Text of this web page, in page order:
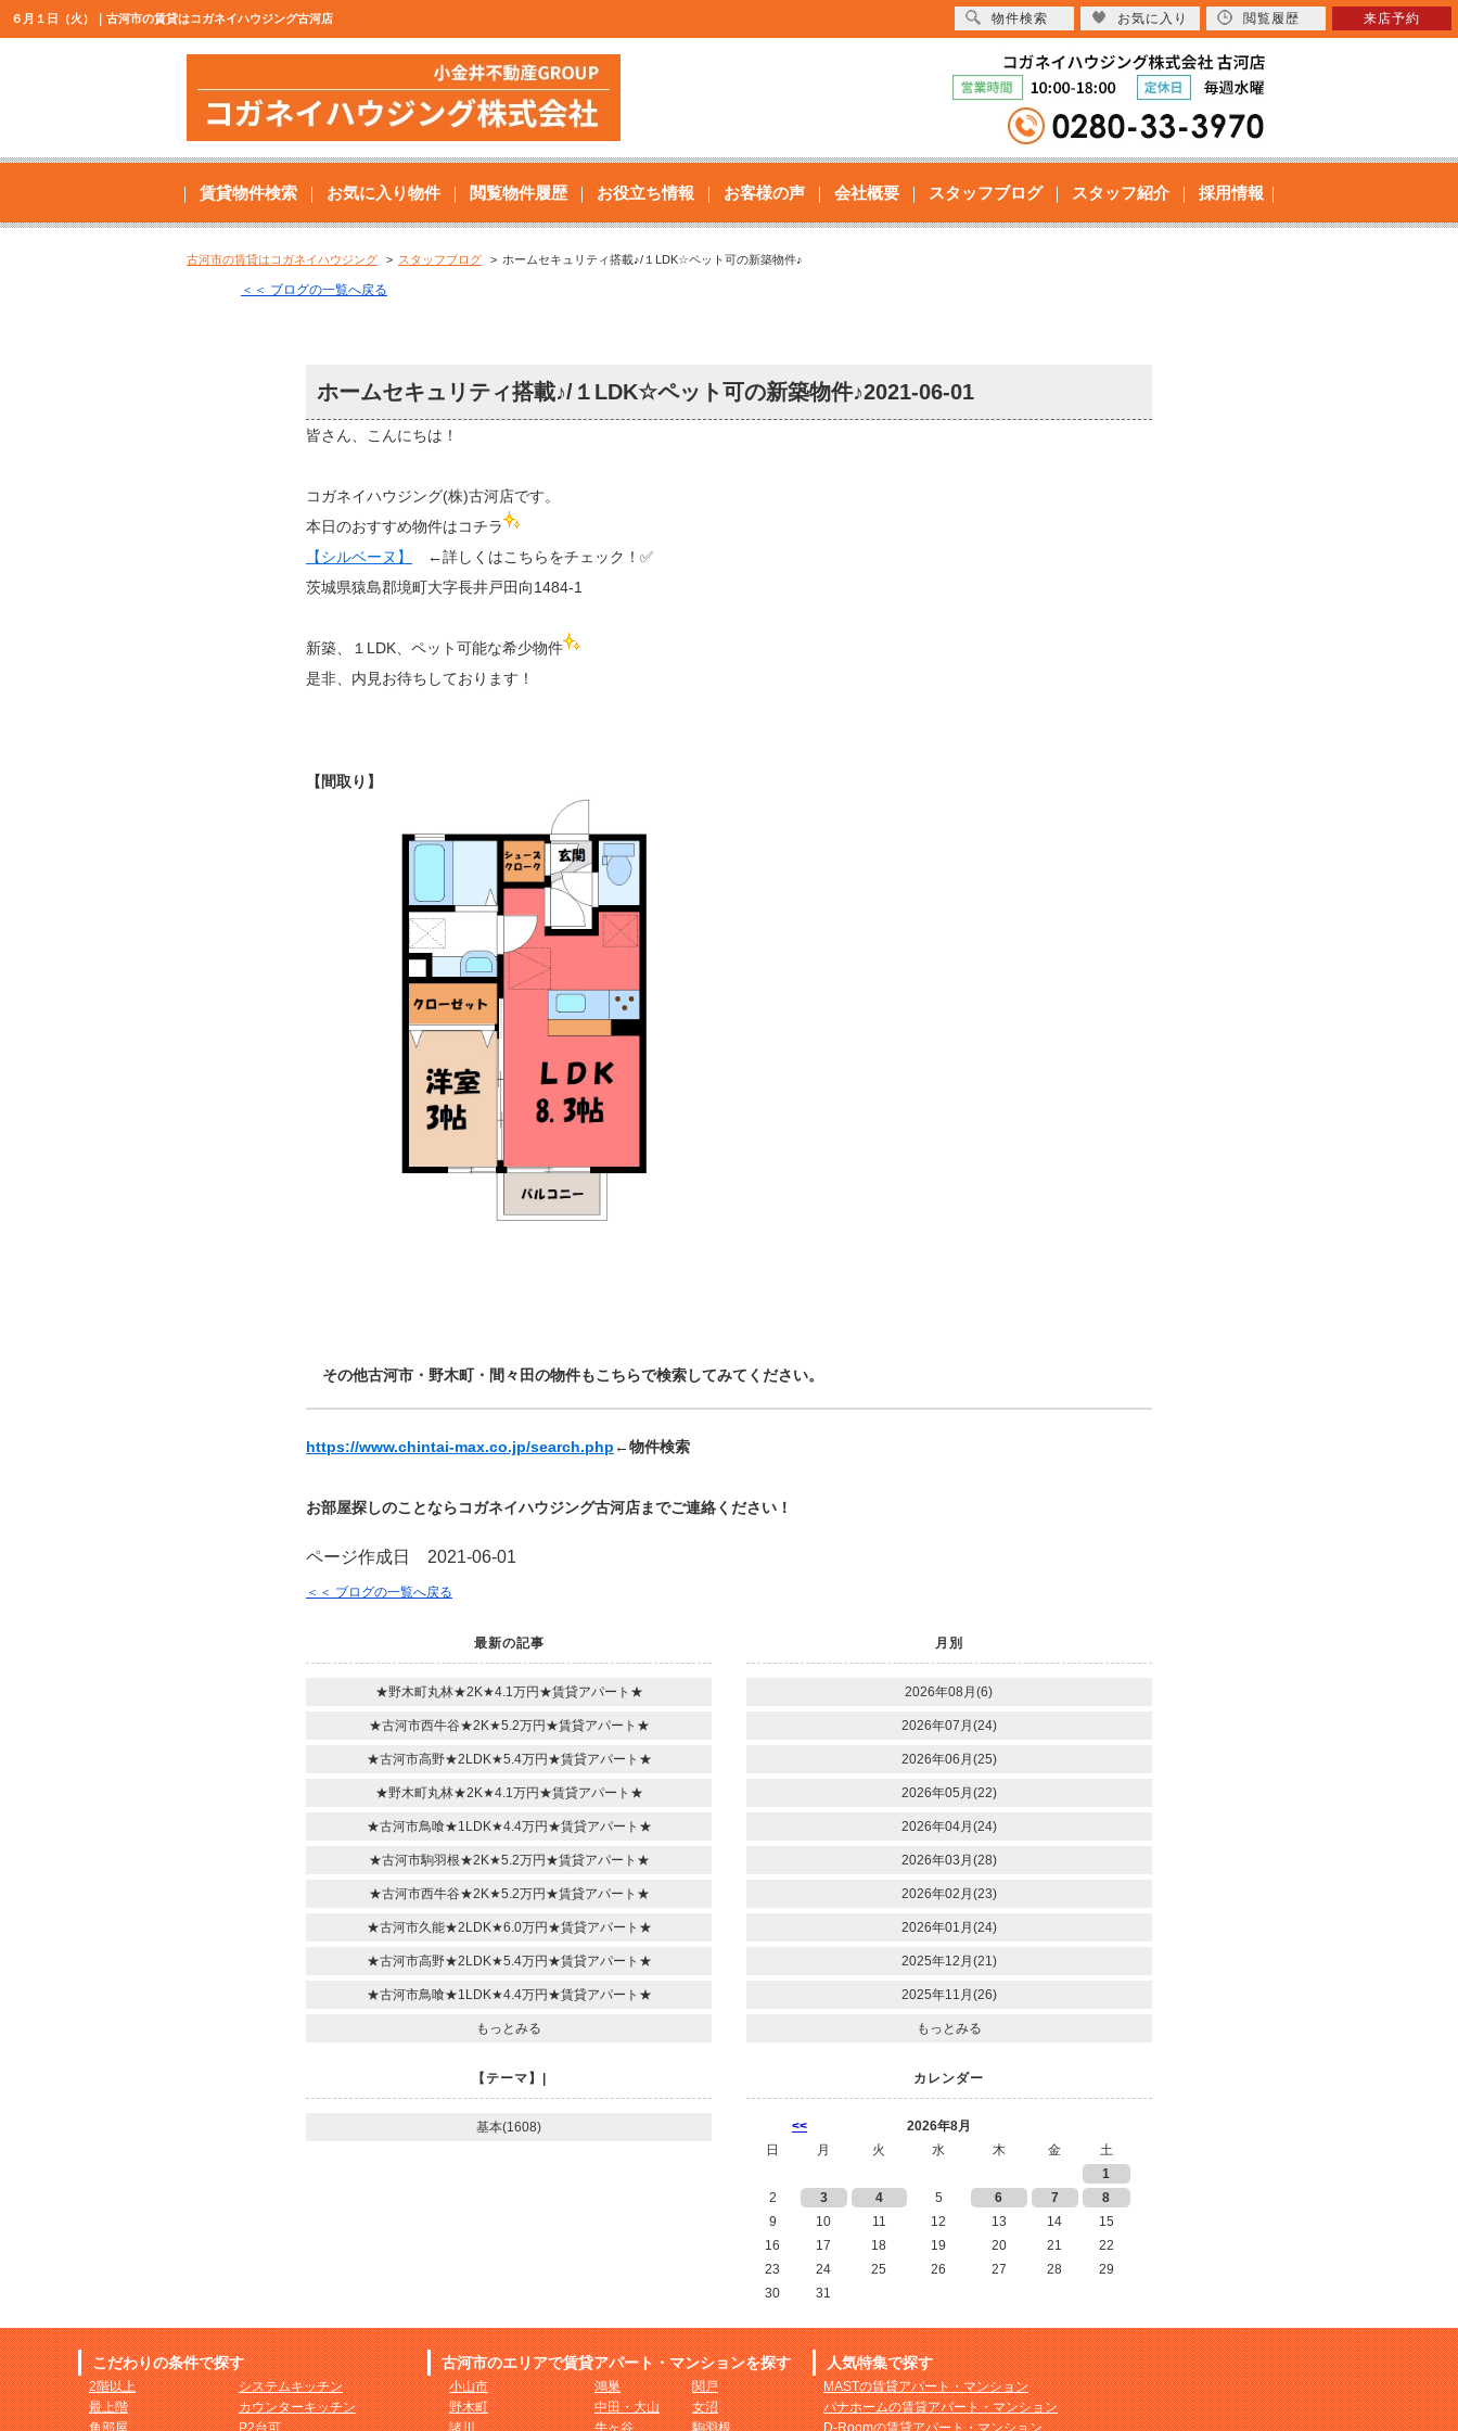
６月１日（火）｜古河市の賃貸はコガネイハウジング古河店
賃貸物件検索 お気に入り物件 閲覧物件履歴 お役立ち情報 お客様の声 会社概要 スタッフブログ スタッフ紹介 採用情報
古河市の賃貸はコガネイハウジング スタッフブログ ホームセキュリティ搭載♪/１LDK☆ペット可の新築物件♪
＜＜ ブログの一覧へ戻る
ホームセキュリティ搭載♪/１LDK☆ペット可の新築物件♪2021-06-01
皆さん、こんにちは！
コガネイハウジング(株)古河店です。
本日のおすすめ物件はコチラ
【シルベーヌ】
←詳しくはこちらをチェック！✅
茨城県猿島郡境町大字長井戸田向1484-1
新築、１LDK、ペット可能な希少物件
是非、内見お待ちしております！
【間取り】
その他古河市・野木町・間々田の物件もこちらで検索してみてください。
https://www.chintai-max.co.jp/search.php ←物件検索
お部屋探しのことならコガネイハウジング古河店までご連絡ください！
ページ作成日 2021-06-01
＜＜ ブログの一覧へ戻る
最新の記事
★野木町丸林★2K★4.1万円★賃貸アパート★
★古河市西牛谷★2K★5.2万円★賃貸アパート★
★古河市高野★2LDK★5.4万円★賃貸アパート★
★野木町丸林★2K★4.1万円★賃貸アパート★
★古河市鳥喰★1LDK★4.4万円★賃貸アパート★
★古河市駒羽根★2K★5.2万円★賃貸アパート★
★古河市西牛谷★2K★5.2万円★賃貸アパート★
★古河市久能★2LDK★6.0万円★賃貸アパート★
★古河市高野★2LDK★5.4万円★賃貸アパート★
★古河市鳥喰★1LDK★4.4万円★賃貸アパート★
もっとみる
月別
2026年08月(6)
2026年07月(24)
2026年06月(25)
2026年05月(22)
2026年04月(24)
2026年03月(28)
2026年02月(23)
2026年01月(24)
2025年12月(21)
2025年11月(26)
もっとみる
【テーマ】|
基本(1608)
カレンダー
<<
2026年8月
日
月 火 水 木 金
土
1
2
3 4 5 6 7
8
9
10 11 12 13 14
15
16
17 18 19 20 21
22
23
24 25 26 27 28
29
30
31
こだわりの条件で探す
2階以上
最上階
角部屋
システムキッチン
カウンターキッチン
P2台可
古河市のエリアで賃貸アパート・マンションを探す
小山市
野木町
諸川
鴻巣
中田・大山
牛ヶ谷
関戸
女沼
駒羽根
人気特集で探す
MASTの賃貸アパート・マンション
パナホームの賃貸アパート・マンション
D-Roomの賃貸アパート・マンション
物件検索 お気に入り 閲覧履歴 来店予約